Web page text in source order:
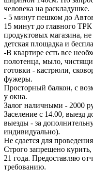
человека на раскладушке.
- 5 минут пешком до
15 минут до главного
продуктовых магазина,
детская площадка и
-В квартире есть все
полотенца, мыло,
готовки - кастрюли,
фужеры.
Просторный балкон, с
у окна.
Залог наличными - 2000
Заселение с 14.00, выезд
выезды - за
индивидуально).
Не сдается для
Строго запрещено
21 года. Предоставляю
требованию.